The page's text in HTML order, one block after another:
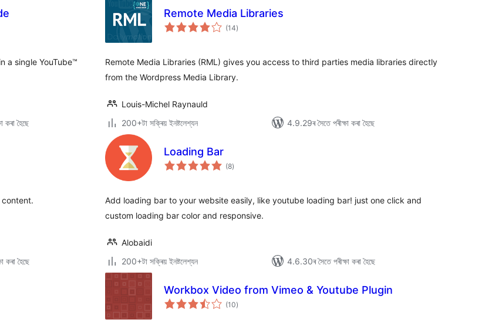
a single YouTube™
কৰা হৈছে
Remote Media Libraries
(14টা
মুঠ)
Remote Media Libraries (RML) gives you access to third parties media libraries directly
from the Wordpress Media Library.
Louis-Michel Raynauld
200+টা সক্ৰিয় ইনষ্টলেশ্যন
4.9.29ৰ সৈতে পৰীক্ষা কৰা হৈছে
কৰা হৈছে
Loading Bar
(8টা
মুঠ)
Add loading bar to your website easily, like youtube loading bar! just one click and
custom loading bar color and responsive.
Alobaidi
200+টা সক্ৰিয় ইনষ্টলেশ্যন
4.6.30ৰ সৈতে পৰীক্ষা কৰা হৈছে
Workbox Video from Vimeo & Youtube Plugin
(10টা
মুঠ)